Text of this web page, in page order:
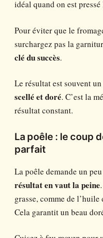
idéal quand on est
Pour éviter que le
surchargez pas la
clé du succès.
Le résultat est souvent un
scellé et doré. C’est la
résultat constant.
La poêle : le coup
parfait
La poêle demande un
résultat en vaut la peine
grasse, comme de
Cela garantit un beau